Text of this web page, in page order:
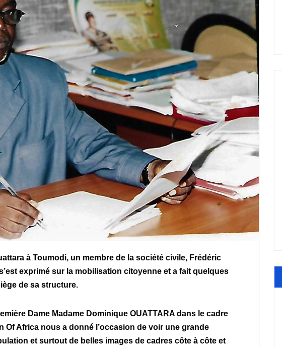
à Toumodi, un membre de la société civile, Frédéric
exprimé sur la mobilisation citoyenne et a fait quelques
de sa structure.
Dame Madame Dominique OUATTARA dans le cadre
Africa nous a donné l’occasion de voir une grande
et surtout de belles images de cadres côte à côte et